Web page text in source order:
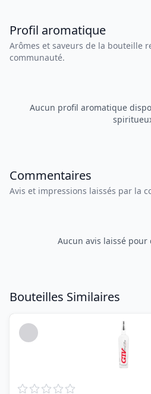
Profil aromatique
Arômes et saveurs de la bouteille
communauté.
Aucun profil aromatique
Commentaires
Avis et impressions laissés par la
Aucun avis laissé
Bouteilles Similaires